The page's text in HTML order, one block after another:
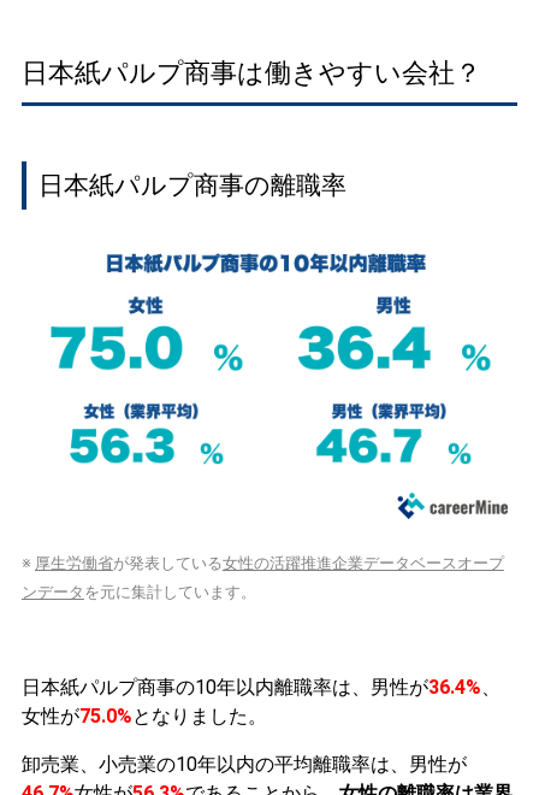
日本紙パルプ商事は働きやすい会社？
日本紙パルプ商事の離職率
※ 厚生労働省が発表している女性の活躍推進企業データベースオープ
ンデータ を元に集計しています。
日本紙パルプ商事の10年以内離職率は、男性が36.4%、
女性が75.0%となりました。
卸売業、小売業の10年以内の平均離職率は、男性が